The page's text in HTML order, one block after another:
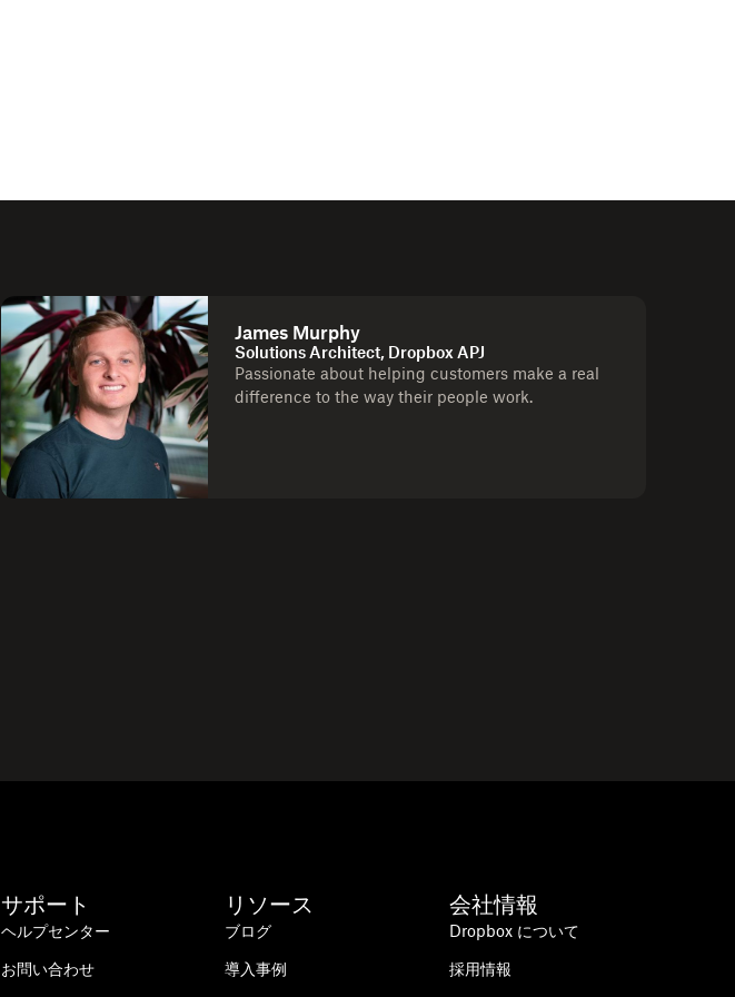
James Murphy
Solutions Architect, Dropbox APJ
Passionate about helping customers make a real
difference to the way their people work.
サポート
ヘルプセンター
お問い合わせ
リソース
ブログ
導入事例
会社情報
Dropbox について
採用情報